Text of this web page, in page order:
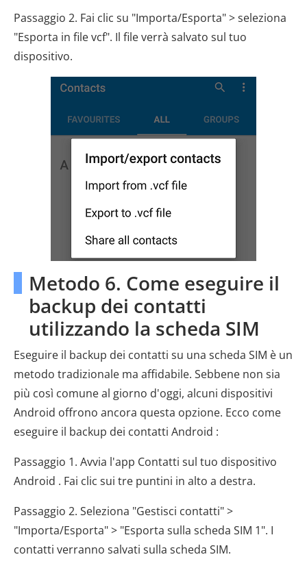
Passaggio 2. Fai clic su "Importa/Esporta" > seleziona
"Esporta in file vcf". Il file verrà salvato sul tuo
dispositivo.
Metodo 6. Come eseguire il
backup dei contatti
utilizzando la scheda SIM
Eseguire il backup dei contatti su una scheda SIM è un
metodo tradizionale ma affidabile. Sebbene non sia
più così comune al giorno d'oggi, alcuni dispositivi
Android offrono ancora questa opzione. Ecco come
eseguire il backup dei contatti Android :
Passaggio 1. Avvia l'app Contatti sul tuo dispositivo
Android . Fai clic sui tre puntini in alto a destra.
Passaggio 2. Seleziona "Gestisci contatti" >
"Importa/Esporta" > "Esporta sulla scheda SIM 1". I
contatti verranno salvati sulla scheda SIM.